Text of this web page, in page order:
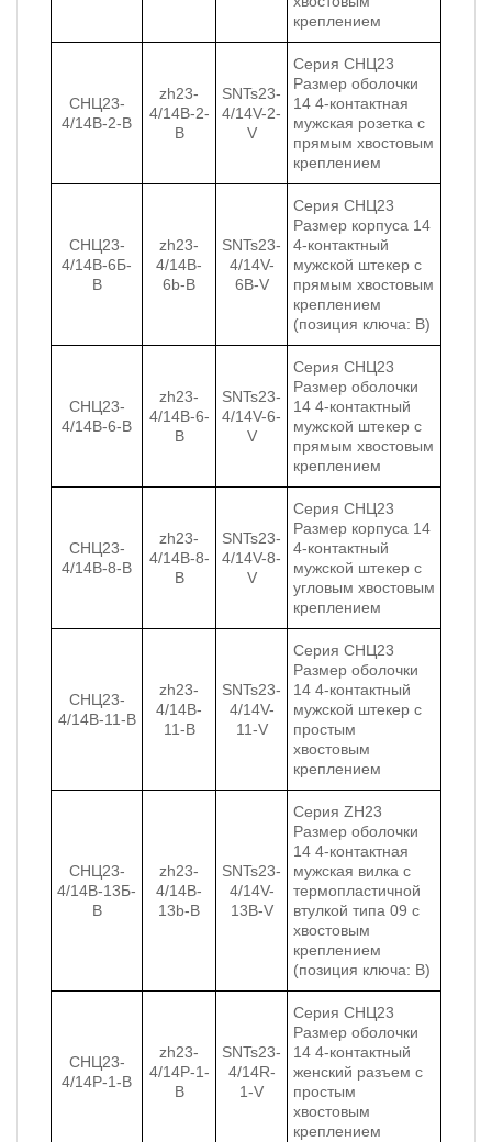
креплением
СНЦ23-
4/14В-2-В
zh23-
4/14B-2-
B
SNTs23-
4/14V-2-
V
Серия СНЦ23
Размер оболочки
14 4-контактная
мужская розетка с
прямым хвостовым
креплением
СНЦ23-
4/14В-6Б-
В
zh23-
4/14B-
6b-B
SNTs23-
4/14V-
6B-V
Серия СНЦ23
Размер корпуса 14
4-контактный
мужской штекер с
прямым хвостовым
креплением
(позиция ключа: B)
СНЦ23-
4/14В-6-В
zh23-
4/14B-6-
B
SNTs23-
4/14V-6-
V
Серия СНЦ23
Размер оболочки
14 4-контактный
мужской штекер с
прямым хвостовым
креплением
СНЦ23-
4/14В-8-В
zh23-
4/14B-8-
B
SNTs23-
4/14V-8-
V
Серия CНЦ23
Размер корпуса 14
4-контактный
мужской штекер с
угловым хвостовым
креплением
СНЦ23-
4/14В-11-В
zh23-
4/14B-
11-B
SNTs23-
4/14V-
11-V
Серия СНЦ23
Размер оболочки
14 4-контактный
мужской штекер с
простым
хвостовым
креплением
СНЦ23-
4/14В-13Б-
В
zh23-
4/14B-
13b-B
SNTs23-
4/14V-
13B-V
Серия ZH23
Размер оболочки
14 4-контактная
мужская вилка с
термопластичной
втулкой типа 09 с
хвостовым
креплением
(позиция ключа: B)
СНЦ23-
4/14Р-1-В
zh23-
4/14P-1-
B
SNTs23-
4/14R-
1-V
Серия СНЦ23
Размер оболочки
14 4-контактный
женский разъем с
простым
хвостовым
креплением